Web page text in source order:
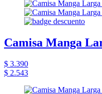
Camisa Manga
$ 3.390
$ 2.543